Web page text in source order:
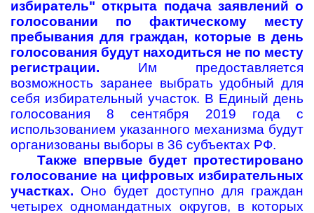
избиратель" открыта подача заявлений о
голосовании по фактическому месту
пребывания для граждан, которые в день
голосования будут находиться не по месту
регистрации. Им предоставляется
возможность заранее выбрать удобный для
себя избирательный участок. В Единый день
голосования 8 сентября 2019 года с
использованием указанного механизма будут
организованы выборы в 36 субъектах РФ.
Также впервые будет протестировано
голосование на цифровых избирательных
участках. Оно будет доступно для граждан
четырех одномандатных округов, в которых